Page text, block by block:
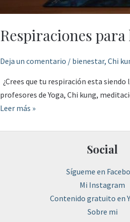
Respiraciones
Deja un comentario / bienestar, Chi
¿Crees que tu respiración esta
profesores de Yoga, Chi kung,
Leer más »
Social
Sígueme en
Mi Instagram
Contenido gratuito en
Sobre mi